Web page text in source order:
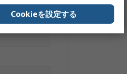
Cookieを設定する